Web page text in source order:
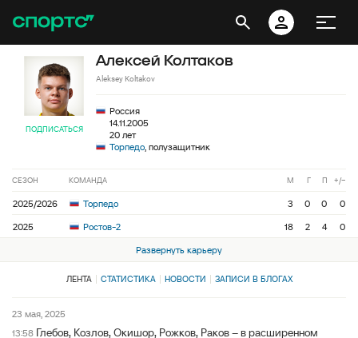
ПОДПИСАТЬСЯ
Алексей Колтаков
Aleksey Koltakov
Россия
14.11.2005
20 лет
Торпедо, полузащитник
СЕЗОН КОМАНДА М Г П +/−
2025/2026 Торпедо 3 0 0
0
2025
Ростов-2 18 2 4
0
Развернуть карьеру
ЛЕНТА СТАТИСТИКА НОВОСТИ ЗАПИСИ В БЛОГАХ
23 мая, 2025
13:58 Глебов, Козлов, Окишор, Рожков, Раков – в расширенном